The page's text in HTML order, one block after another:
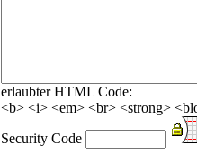
erlaubter HTML Code:
<b> <i> <em> <br> <strong>
Security Code